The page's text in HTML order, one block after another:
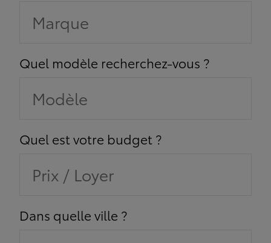
Marque
Quel modèle recherchez-vous ?
Modèle
Quel est votre budget ?
Prix / Loyer
Dans quelle ville ?